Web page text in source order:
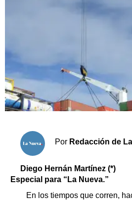
El tiempo
Cartón Lleno
Fúnebres
Horóscopo
Suplementos
Servicios
Farmacias
Loterías
Por Redacción de
Diego Hernán Martínez (*)
Especial para “La Nueva.”
En los tiempos que corren,